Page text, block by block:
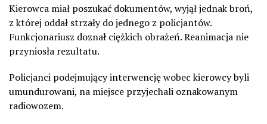
Kierowca miał poszukać dokumentów, wyjął jednak broń,
z której oddał strzały do jednego z policjantów.
Funkcjonariusz doznał ciężkich obrażeń. Reanimacja nie
przyniosła rezultatu.
Policjanci podejmujący interwencję wobec kierowcy byli
umundurowani, na miejsce przyjechali oznakowanym
radiowozem.